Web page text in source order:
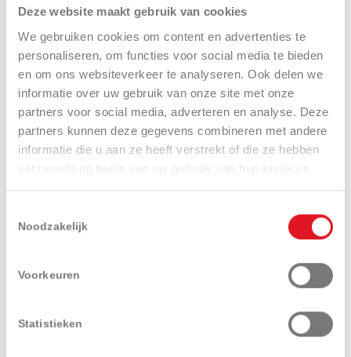
Deze website maakt gebruik van cookies
We gebruiken cookies om content en advertenties te
personaliseren, om functies voor social media te bieden
en om ons websiteverkeer te analyseren. Ook delen we
informatie over uw gebruik van onze site met onze
partners voor social media, adverteren en analyse. Deze
partners kunnen deze gegevens combineren met andere
informatie die u aan ze heeft verstrekt of die ze hebben
verzameld op basis van uw gebruik van hun services.
Noodzakelijk
Voorkeuren
Statistieken
Presentatie Technische
specificaties
Uitrustingen
en opties